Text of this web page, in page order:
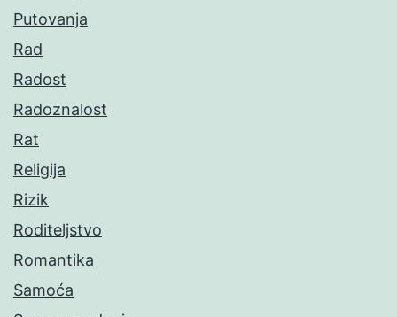
Putovanja
Rad
Radost
Radoznalost
Rat
Religija
Rizik
Roditeljstvo
Romantika
Samoća